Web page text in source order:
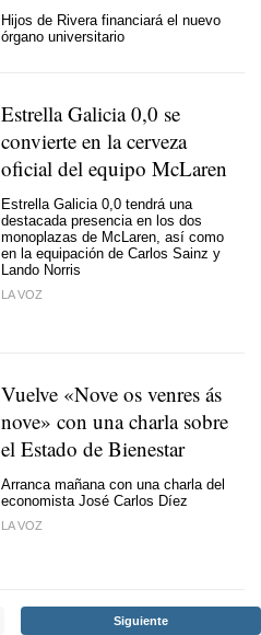
Hijos de Rivera financiará el nuevo
órgano universitario
Estrella Galicia 0,0 se
convierte en la cerveza
oficial del equipo McLaren
Estrella Galicia 0,0 tendrá una
destacada presencia en los dos
monoplazas de McLaren, así como
en la equipación de Carlos Sainz y
Lando Norris
LA VOZ
Vuelve «Nove os venres ás
nove» con una charla sobre
el Estado de Bienestar
Arranca mañana con una charla del
economista José Carlos Díez
LA VOZ
Siguiente